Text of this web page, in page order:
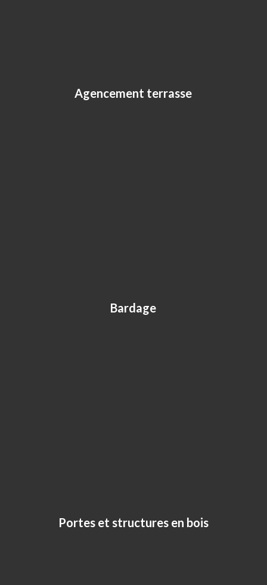
Agencement terrasse
Bardage
Portes et structures en bois